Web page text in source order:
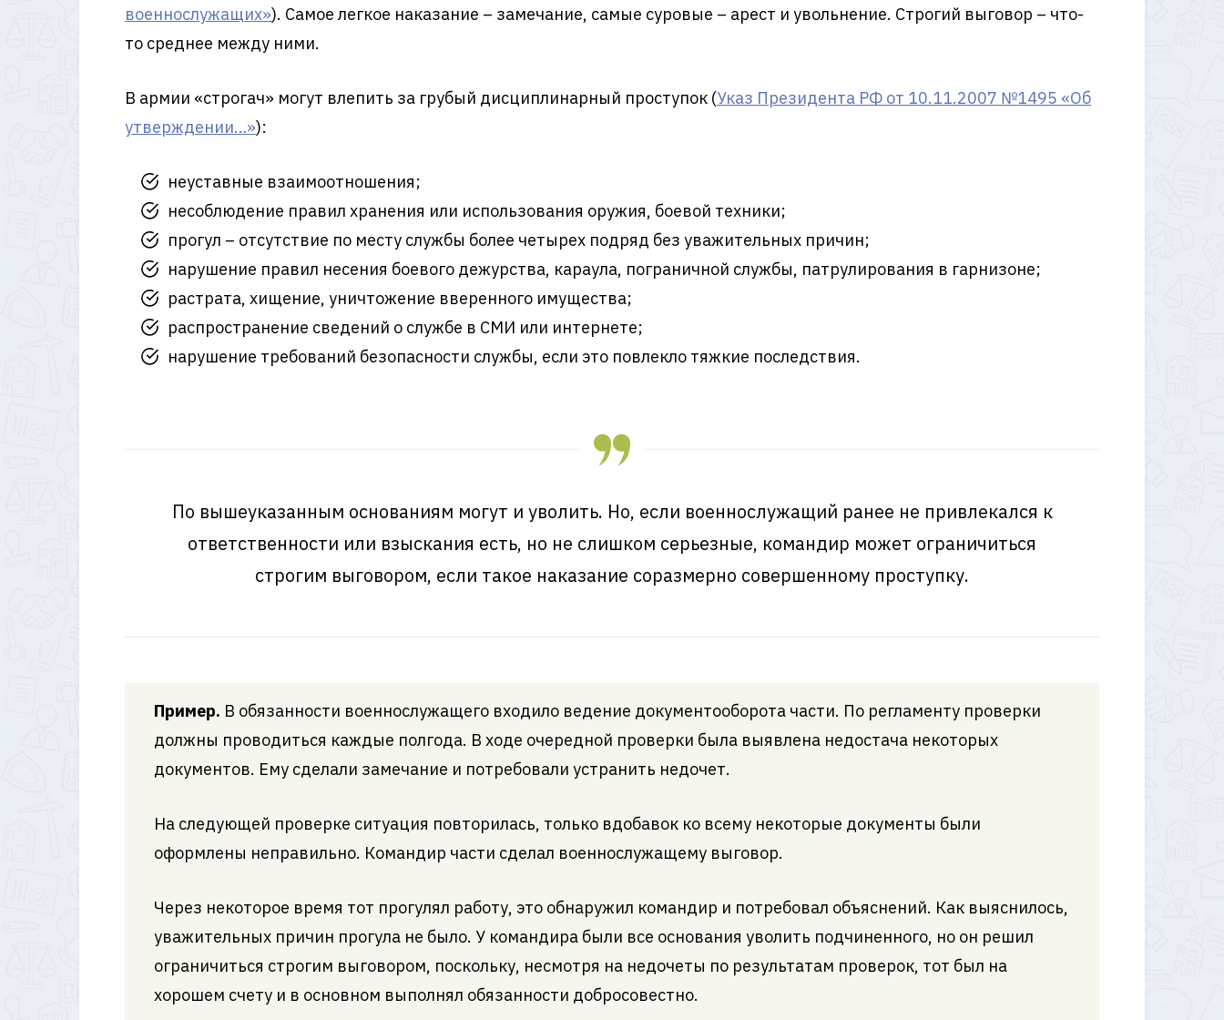
военнослужащих»). Самое легкое наказание – замечание, самые суровые – арест и увольнение. Строгий выговор – что-
то среднее между ними.
В армии «строгач» могут влепить за грубый дисциплинарный проступок (Указ Президента РФ от 10.11.2007 №1495 «Об
утверждении…»):
неуставные взаимоотношения;
несоблюдение правил хранения или использования оружия, боевой техники;
прогул – отсутствие по месту службы более четырех подряд без уважительных причин;
нарушение правил несения боевого дежурства, караула, пограничной службы, патрулирования в гарнизоне;
растрата, хищение, уничтожение вверенного имущества;
распространение сведений о службе в СМИ или интернете;
нарушение требований безопасности службы, если это повлекло тяжкие последствия.
По вышеуказанным основаниям могут и уволить. Но, если военнослужащий ранее не привлекался к
ответственности или взыскания есть, но не слишком серьезные, командир может ограничиться
строгим выговором, если такое наказание соразмерно совершенному проступку.
Пример. В обязанности военнослужащего входило ведение документооборота части. По регламенту проверки
должны проводиться каждые полгода. В ходе очередной проверки была выявлена недостача некоторых
документов. Ему сделали замечание и потребовали устранить недочет.
На следующей проверке ситуация повторилась, только вдобавок ко всему некоторые документы были
оформлены неправильно. Командир части сделал военнослужащему выговор.
Через некоторое время тот прогулял работу, это обнаружил командир и потребовал объяснений. Как выяснилось,
уважительных причин прогула не было. У командира были все основания уволить подчиненного, но он решил
ограничиться строгим выговором, поскольку, несмотря на недочеты по результатам проверок, тот был на
хорошем счету и в основном выполнял обязанности добросовестно.